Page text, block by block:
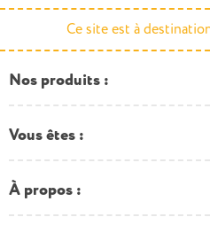
Ce site est à
Nos produits
Vous êtes
À propos